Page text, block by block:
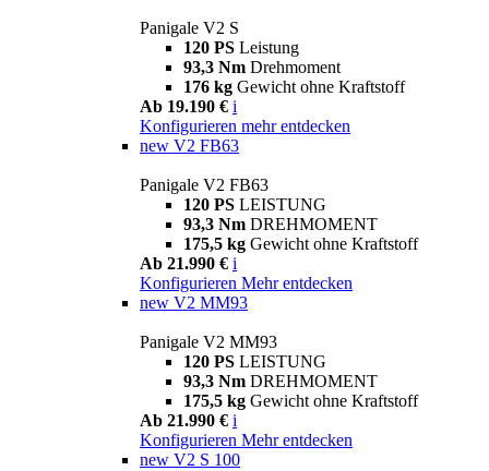
Panigale V2 S
120 PS Leistung
93,3 Nm Drehmoment
176 kg Gewicht ohne Kraftstoff
Ab 19.190 € i
Konfigurieren mehr entdecken
new V2 FB63
Panigale V2 FB63
120 PS LEISTUNG
93,3 Nm DREHMOMENT
175,5 kg Gewicht ohne Kraftstoff
Ab 21.990 € i
Konfigurieren Mehr entdecken
new V2 MM93
Panigale V2 MM93
120 PS LEISTUNG
93,3 Nm DREHMOMENT
175,5 kg Gewicht ohne Kraftstoff
Ab 21.990 € i
Konfigurieren Mehr entdecken
new V2 S 100